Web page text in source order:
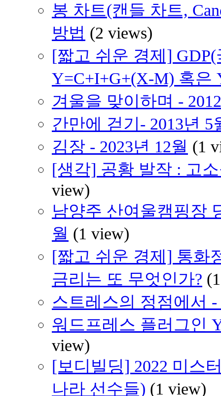
봉 차트(캔들 차트,
방법 (2 views)
[짧고 쉬운 경제]
Y=C+I+G+(X-M) 혹은
겨울을 맞이하며 -
간만에 걷기- 2013년 5
김장 - 2023년 12월 (1
[생각] 공황 발작 : 고
view)
남양주 산여울캠핑장
월 (1 view)
[짧고 쉬운 경제] 통화
금리는 또 무엇인가?
스트레스의 정점에서 -
워드프레스 플러그인
view)
[보디빌딩] 2022 미스
나라 선수들) (1 view)